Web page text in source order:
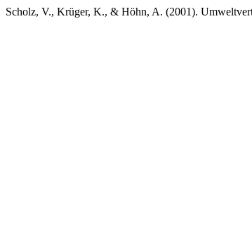
Scholz, V., Krüger, K., & Höhn, A. (2001).